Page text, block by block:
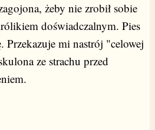
żeby nie zrobił sobie
doświadczalnym. Pies
Przekazuje mi nastrój "celowej
ze strachu przed